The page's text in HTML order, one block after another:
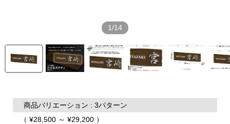
1/14
商品バリエーション : 3パターン
（ ¥28,500 ～ ¥29,200 ）